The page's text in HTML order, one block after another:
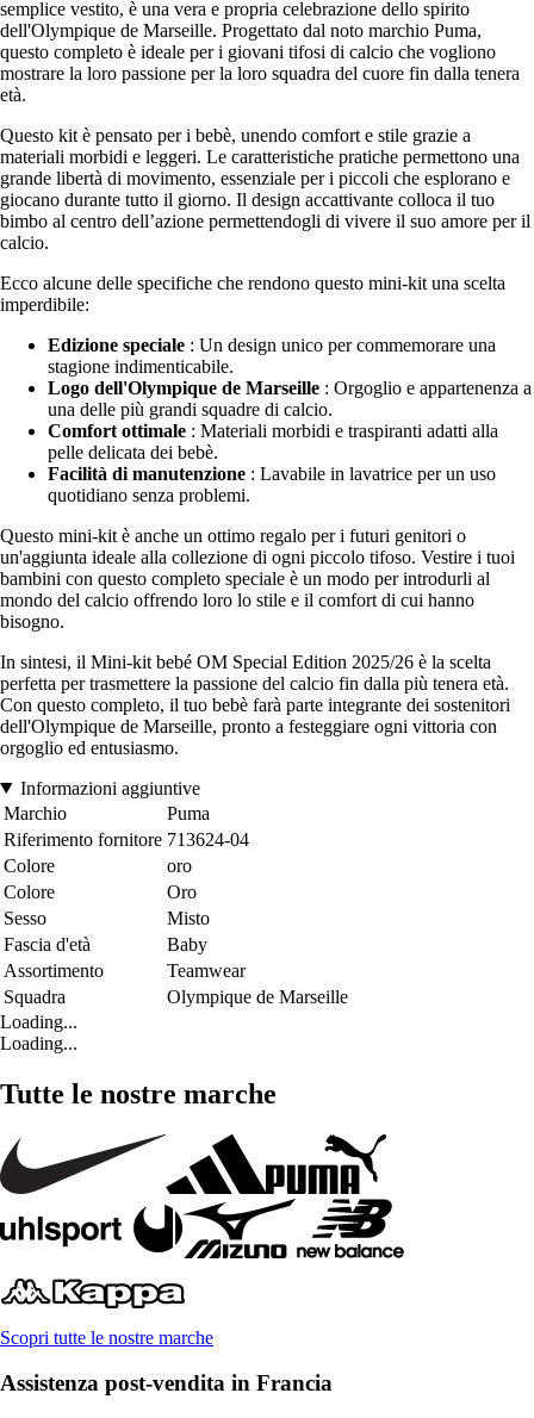
semplice vestito, è una vera e propria celebrazione dello spirito
dell'Olympique de Marseille. Progettato dal noto marchio Puma,
questo completo è ideale per i giovani tifosi di calcio che vogliono
mostrare la loro passione per la loro squadra del cuore fin dalla tenera
età.
Questo kit è pensato per i bebè, unendo comfort e stile grazie a
materiali morbidi e leggeri. Le caratteristiche pratiche permettono una
grande libertà di movimento, essenziale per i piccoli che esplorano e
giocano durante tutto il giorno. Il design accattivante colloca il tuo
bimbo al centro dell’azione permettendogli di vivere il suo amore per il
calcio.
Ecco alcune delle specifiche che rendono questo mini-kit una scelta
imperdibile:
Edizione speciale : Un design unico per commemorare una
stagione indimenticabile.
Logo dell'Olympique de Marseille : Orgoglio e appartenenza a
una delle più grandi squadre di calcio.
Comfort ottimale : Materiali morbidi e traspiranti adatti alla
pelle delicata dei bebè.
Facilità di manutenzione : Lavabile in lavatrice per un uso
quotidiano senza problemi.
Questo mini-kit è anche un ottimo regalo per i futuri genitori o
un'aggiunta ideale alla collezione di ogni piccolo tifoso. Vestire i tuoi
bambini con questo completo speciale è un modo per introdurli al
mondo del calcio offrendo loro lo stile e il comfort di cui hanno
bisogno.
In sintesi, il Mini-kit bebé OM Special Edition 2025/26 è la scelta
perfetta per trasmettere la passione del calcio fin dalla più tenera età.
Con questo completo, il tuo bebè farà parte integrante dei sostenitori
dell'Olympique de Marseille, pronto a festeggiare ogni vittoria con
orgoglio ed entusiasmo.
Informazioni aggiuntive
Marchio
Puma
Riferimento fornitore 713624-04
Colore
oro
Colore
Oro
Sesso
Misto
Fascia d'età
Baby
Assortimento
Teamwear
Squadra
Olympique de Marseille
Loading...
Loading...
Tutte le nostre marche
Scopri tutte le nostre marche
Assistenza post-vendita in Francia